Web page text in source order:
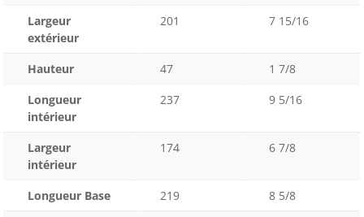
Largeur
extérieur
201 7 15/16
Hauteur 47
1 7/8
Longueur
intérieur
237 9 5/16
Largeur
intérieur
174 6 7/8
Longueur Base 219
8 5/8